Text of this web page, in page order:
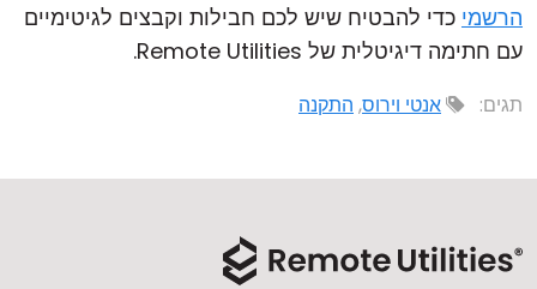
הרשמי כדי להבטיח שיש לכם חבילות וקבצים לגיטימיים
עם חתימה דיגיטלית של Remote Utilities.
תגים: אנטי וירוס, התקנה